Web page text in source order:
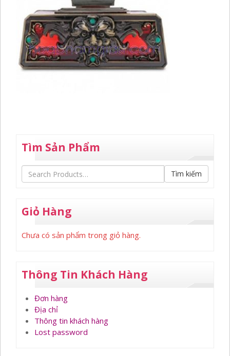
Tìm Sản Phẩm
Tìm kiếm
Giỏ Hàng
Chưa có sản phẩm trong giỏ hàng.
Thông Tin Khách Hàng
Đơn hàng
Địa chỉ
Thông tin khách hàng
Lost password